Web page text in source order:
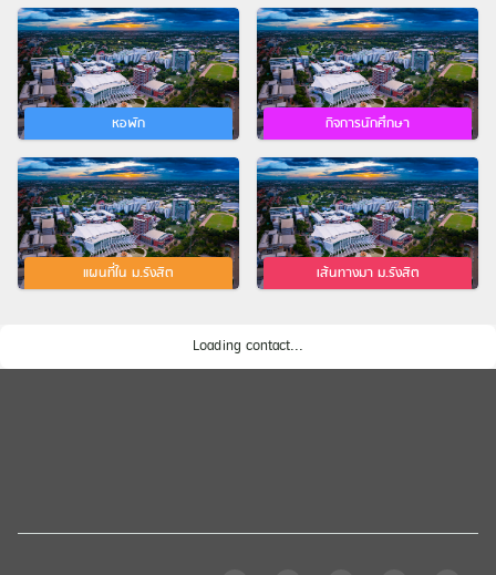
หอพัก กิจการนักศึกษา
แผนที่ใน ม.รังสิต เส้นทางมา ม.รังสิต
Loading contact...